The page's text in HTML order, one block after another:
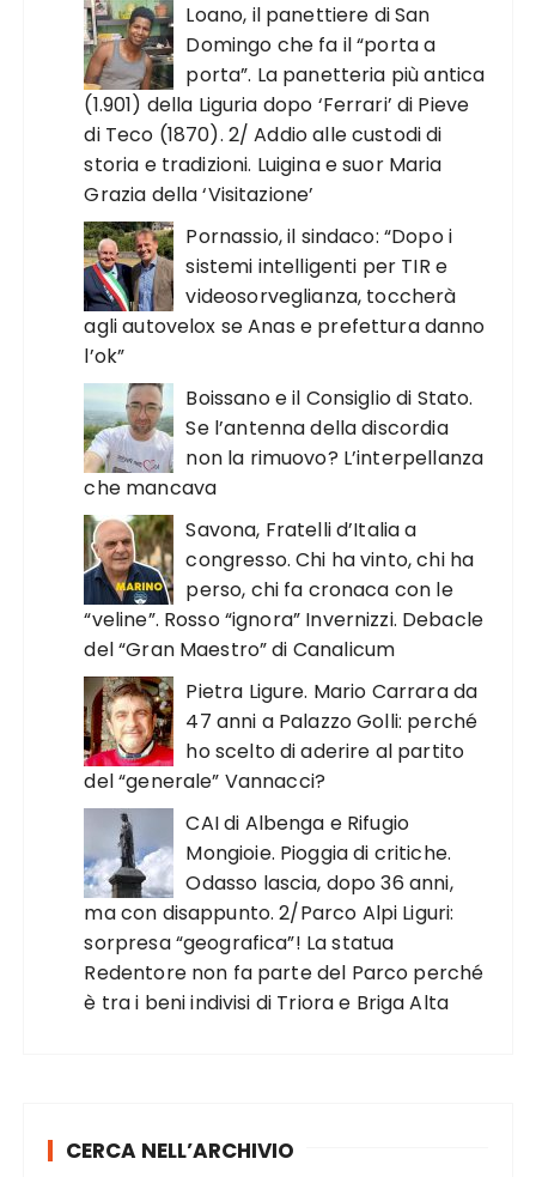
Loano, il panettiere di San
Domingo che fa il “porta a
porta”. La panetteria più antica
(1.901) della Liguria dopo ‘Ferrari’ di Pieve
di Teco (1870). 2/ Addio alle custodi di
storia e tradizioni. Luigina e suor Maria
Grazia della ‘Visitazione’
Pornassio, il sindaco: “Dopo i
sistemi intelligenti per TIR e
videosorveglianza, toccherà
agli autovelox se Anas e prefettura danno
l’ok”
Boissano e il Consiglio di Stato.
Se l’antenna della discordia
non la rimuovo? L’interpellanza
che mancava
Savona, Fratelli d’Italia a
congresso. Chi ha vinto, chi ha
perso, chi fa cronaca con le
“veline”. Rosso “ignora” Invernizzi. Debacle
del “Gran Maestro” di Canalicum
Pietra Ligure. Mario Carrara da
47 anni a Palazzo Golli: perché
ho scelto di aderire al partito
del “generale” Vannacci?
CAI di Albenga e Rifugio
Mongioie. Pioggia di critiche.
Odasso lascia, dopo 36 anni,
ma con disappunto. 2/Parco Alpi Liguri:
sorpresa “geografica”! La statua
Redentore non fa parte del Parco perché
è tra i beni indivisi di Triora e Briga Alta
CERCA NELL’ARCHIVIO